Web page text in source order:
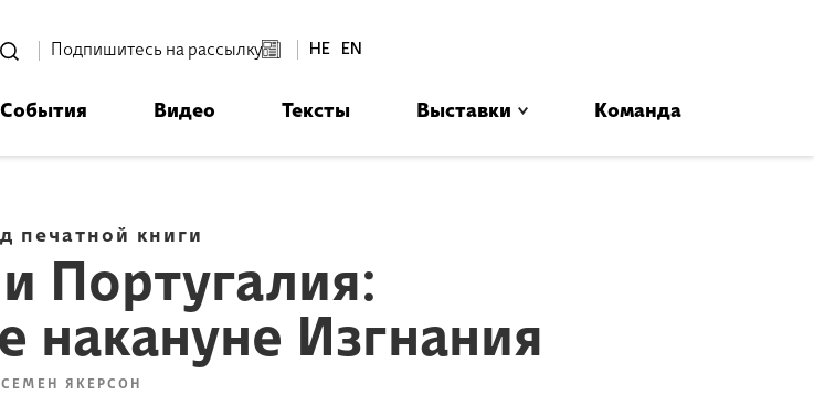
Подпишитесь на рассылку HE EN
События Видео Тексты Выставки Команда
печатной книги
Португалия:
накануне Изгнания
СЕМЕН ЯКЕРСОН
סגור
בבית אביחי לפני
адрес